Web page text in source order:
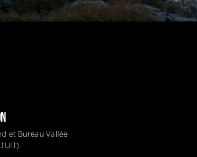
et Bureau Vallée